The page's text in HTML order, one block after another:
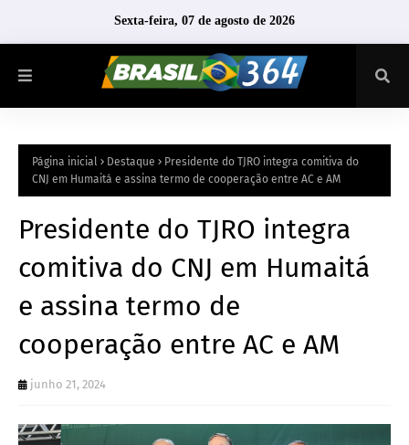
Sexta-feira, 07 de agosto de 2026
Página inicial Destaque
Presidente do TJRO integra comitiva do
CNJ em Humaitá e assina termo de cooperação entre AC e AM
Presidente do TJRO integra
comitiva do CNJ em Humaitá
e assina termo de
cooperação entre AC e AM
junho 21, 2024